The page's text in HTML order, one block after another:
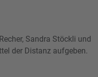
Sandra Stöckli und
der Distanz aufgeben.